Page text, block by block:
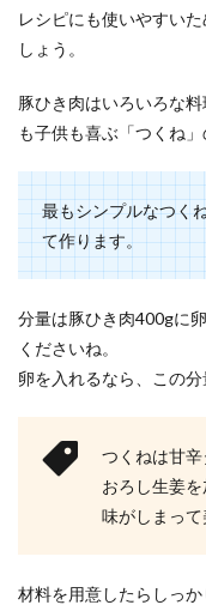
レシピにも使いやすい
しょう。
豚ひき肉はいろいろな
も子供も喜ぶ「つくね
最もシンプルなつく
て作ります。
分量は豚ひき肉400gに
くださいね。
卵を入れるなら、この分
つくねは甘
おろし生姜を
味がしまって
材料を用意したらしっ